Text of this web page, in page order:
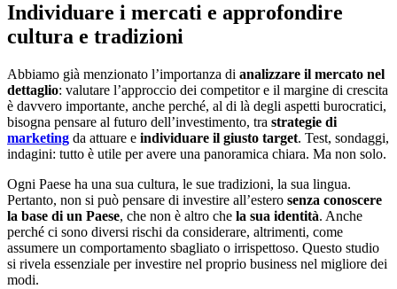
Individuare i mercati e approfondire
cultura e tradizioni
Abbiamo già menzionato l’importanza di analizzare il mercato nel
dettaglio: valutare l’approccio dei competitor e il margine di crescita
è davvero importante, anche perché, al di là degli aspetti burocratici,
bisogna pensare al futuro dell’investimento, tra strategie di
marketing da attuare e individuare il giusto target. Test, sondaggi,
indagini: tutto è utile per avere una panoramica chiara. Ma non solo.
Ogni Paese ha una sua cultura, le sue tradizioni, la sua lingua.
Pertanto, non si può pensare di investire all’estero senza conoscere
la base di un Paese, che non è altro che la sua identità. Anche
perché ci sono diversi rischi da considerare, altrimenti, come
assumere un comportamento sbagliato o irrispettoso. Questo studio
si rivela essenziale per investire nel proprio business nel migliore dei
modi.